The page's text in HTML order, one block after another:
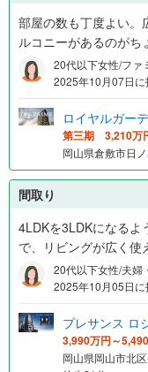
部屋の数も丁度よい。
ルコニーがあるのがち
20代以下女性/ファ
2025年10月07日に
ロイヤルガー
第三期 3,210万
岡山県倉敷市日
間取り
4LDKを3LDKになるよ
で、リビングが広く使
20代以下女性/夫婦
2025年10月05日に
プレサンス ロ
3,990万円～
岡山県岡山市北